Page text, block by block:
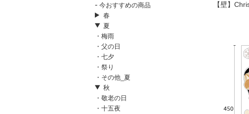
【壁】
- 今おすすめの商品
春
夏
・梅雨
・父の日
・七夕
・祭り
・その他_夏
秋
・敬老の日
・十五夜